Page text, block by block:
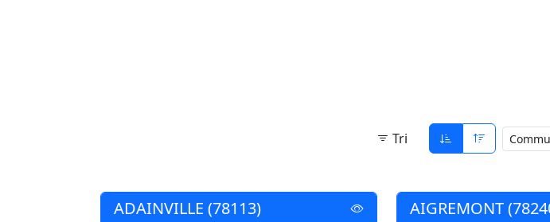
Tri
ADAINVILLE (78113) AIGREMONT